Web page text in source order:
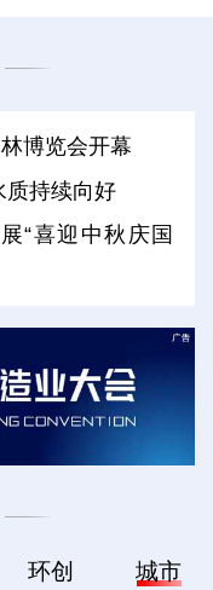
博览会开幕
质持续向好
“喜迎中秋庆国
环创 城市